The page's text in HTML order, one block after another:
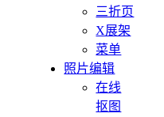
三折页
X展架
菜单
照片编辑
在线
抠图